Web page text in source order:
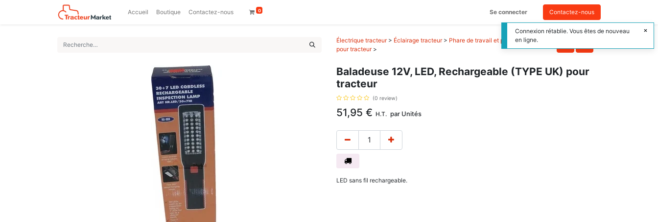
Accueil Boutique Contactez-nous 0 Se connecter Contactez-nous
Électrique tracteur> Éclairage tracteur> Phare de travail et projecteur à LED
pour tracteur >
Baladeuse 12V, LED, Rechargeable (TYPE UK) pour
tracteur
(0 review)
51,95 € H.T. par Unités
LED sans fil rechargeable.
Connexion rétablie. Vous êtes de nouveau
en ligne.